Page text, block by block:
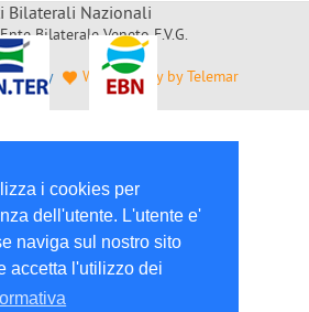
i cookies per
dell'utente. L'utente e'
naviga sul nostro sito
accetta l'utilizzo dei
Bilaterali Nazionali
Bilaterale Veneto F.V.G.
by
Web Agency by Telemar